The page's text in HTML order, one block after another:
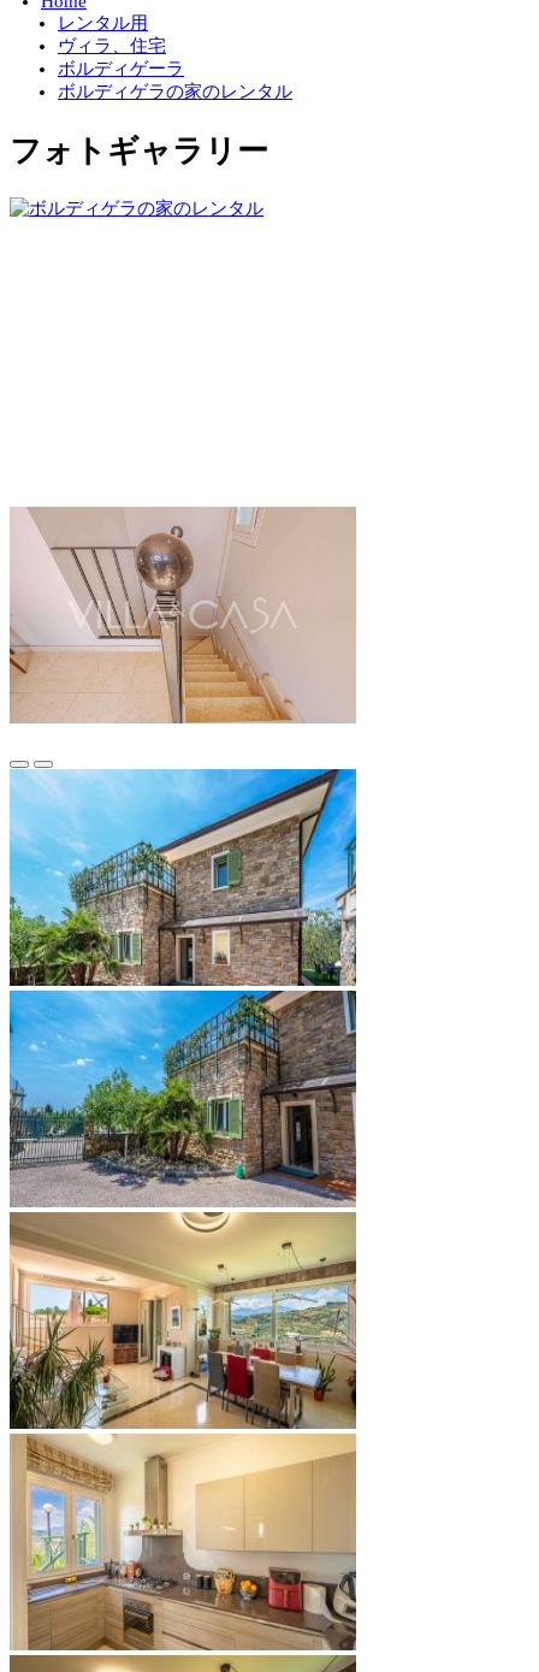
レンタル用
ヴィラ、住宅
ボルディゲーラ
ボルディゲラの家のレンタル
フォトギャラリー